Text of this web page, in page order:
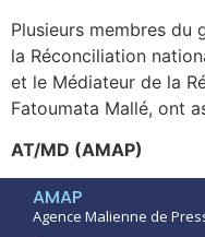
Plusieurs membres du
la Réconciliation
et le Médiateur de la
Fatoumata Mallé, ont
AT/MD (AMAP)
AMAP
Agence Malienne de